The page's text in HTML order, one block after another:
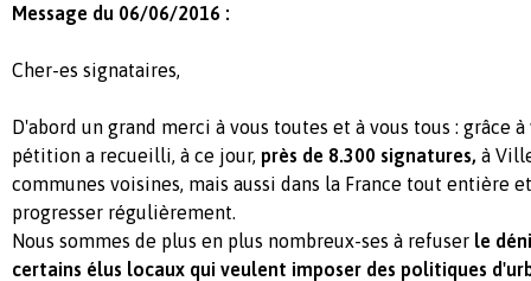
Message du 06/06/2016 :
Cher-es signataires,
D'abord un grand merci à vous toutes et à vous tous : grâce
pétition a recueilli, à ce jour, près de 8.300 signatures, à
communes voisines, mais aussi dans la France tout entière
progresser régulièrement.
Nous sommes de plus en plus nombreux-ses à refuser le
certains élus locaux qui veulent imposer des politiques